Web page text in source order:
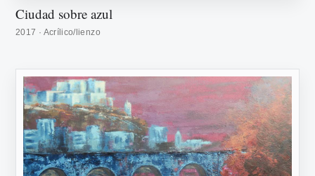
Ciudad sobre azul
2017 · Acrílico/lienzo